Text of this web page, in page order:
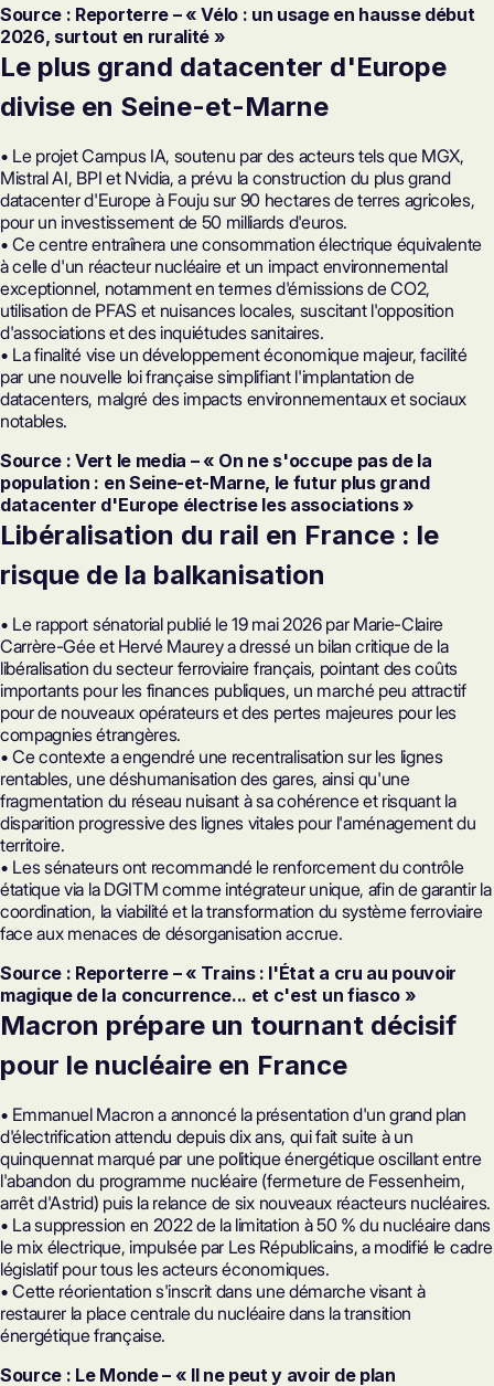
Source : Reporterre – « Vélo : un usage en hausse début
2026, surtout en ruralité »
Le plus grand datacenter d'Europe
divise en Seine-et-Marne
• Le projet Campus IA, soutenu par des acteurs tels que MGX,
Mistral AI, BPI et Nvidia, a prévu la construction du plus grand
datacenter d'Europe à Fouju sur 90 hectares de terres agricoles,
pour un investissement de 50 milliards d'euros.
• Ce centre entraînera une consommation électrique équivalente
à celle d'un réacteur nucléaire et un impact environnemental
exceptionnel, notamment en termes d'émissions de CO2,
utilisation de PFAS et nuisances locales, suscitant l'opposition
d'associations et des inquiétudes sanitaires.
• La finalité vise un développement économique majeur, facilité
par une nouvelle loi française simplifiant l'implantation de
datacenters, malgré des impacts environnementaux et sociaux
notables.
Source : Vert le media – « On ne s'occupe pas de la
population : en Seine-et-Marne, le futur plus grand
datacenter d'Europe électrise les associations »
Libéralisation du rail en France : le
risque de la balkanisation
• Le rapport sénatorial publié le 19 mai 2026 par Marie-Claire
Carrère-Gée et Hervé Maurey a dressé un bilan critique de la
libéralisation du secteur ferroviaire français, pointant des coûts
importants pour les finances publiques, un marché peu attractif
pour de nouveaux opérateurs et des pertes majeures pour les
compagnies étrangères.
• Ce contexte a engendré une recentralisation sur les lignes
rentables, une déshumanisation des gares, ainsi qu'une
fragmentation du réseau nuisant à sa cohérence et risquant la
disparition progressive des lignes vitales pour l'aménagement du
territoire.
• Les sénateurs ont recommandé le renforcement du contrôle
étatique via la DGITM comme intégrateur unique, afin de garantir la
coordination, la viabilité et la transformation du système ferroviaire
face aux menaces de désorganisation accrue.
Source : Reporterre – « Trains : l'État a cru au pouvoir
magique de la concurrence... et c'est un fiasco »
Macron prépare un tournant décisif
pour le nucléaire en France
• Emmanuel Macron a annoncé la présentation d'un grand plan
d'électrification attendu depuis dix ans, qui fait suite à un
quinquennat marqué par une politique énergétique oscillant entre
l'abandon du programme nucléaire (fermeture de Fessenheim,
arrêt d'Astrid) puis la relance de six nouveaux réacteurs nucléaires.
• La suppression en 2022 de la limitation à 50 % du nucléaire dans
le mix électrique, impulsée par Les Républicains, a modifié le cadre
législatif pour tous les acteurs économiques.
• Cette réorientation s'inscrit dans une démarche visant à
restaurer la place centrale du nucléaire dans la transition
énergétique française.
Source : Le Monde – « Il ne peut y avoir de plan